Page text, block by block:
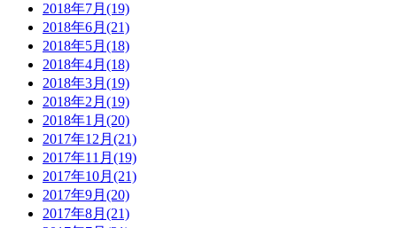
2018年7月(19)
2018年6月(21)
2018年5月(18)
2018年4月(18)
2018年3月(19)
2018年2月(19)
2018年1月(20)
2017年12月(21)
2017年11月(19)
2017年10月(21)
2017年9月(20)
2017年8月(21)